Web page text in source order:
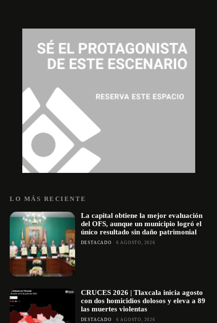
LO MÁS RECIENTE
La capital obtiene la mejor evaluación
del OFS, aunque un municipio logró el
único resultado sin daño patrimonial
DESTACADO 6 AGOSTO, 2026
CRUCES 2026 | Tlaxcala inicia agosto
con dos homicidios dolosos y eleva a 89
las muertes violentas
DESTACADO 6 AGOSTO, 2026